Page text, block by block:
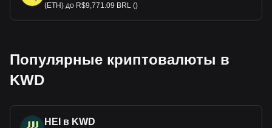
(ETH) до R$9,771.09 BRL ()
Популярные криптовалюты в
KWD
HEI в KWD